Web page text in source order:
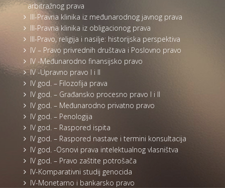
arbitražnog prava
III-Pravna klinika iz međunarodnog javnog prava
III-Pravna klinika iz obligacionog prava
III-Pravo, religija i nasilje: historijska perspektiva
IV – Pravo privrednih društava i Poslovno pravo
IV -Međunarodno finansijsko pravo
IV -Upravno pravo I i II
IV god. – Filozofija prava
IV god. – Građansko procesno pravo I i II
IV god. – Međunarodno privatno pravo
IV god. – Penologija
IV god. – Raspored ispita
IV god. – Raspored nastave i termini konsultacija
IV god. -Osnovi prava intelektualnog vlasništva
IV god. – Pravo zaštite potrošača
IV-Komparativni studij genocida
IV-Monetarno i bankarsko pravo